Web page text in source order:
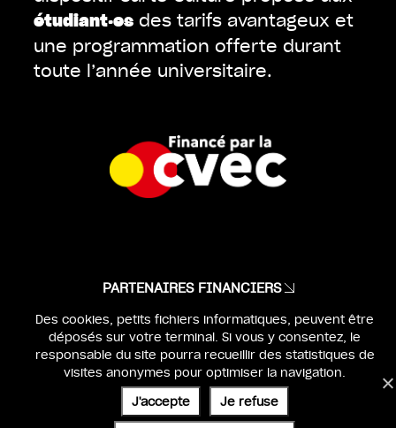
étudiant·esdes tarifs avantageux et
une programmation offerte durant
toute l’année universitaire.
PARTENAIRES FINANCIERS
MENTIONS LÉGALES
IDENTITÉ & WEBDESIGN :BEN & JO
UX & DEV :SÉBASTIEN POILVERT
Des cookies, petits fichiers informatiques, peuvent être
déposés sur votre terminal. Si vous y consentez, le
responsable du site pourra recueillir des statistiques de
visites anonymes pour optimiser la navigation.
J'accepte
Je refuse